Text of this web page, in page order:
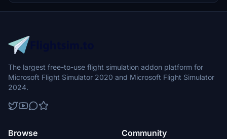
riding to skiing. Ensure an optimal experience by using Daves
Crooked Library for full scenery immersion.
The largest free-to-use flight simulation addon platform for
Microsoft Flight Simulator 2020 and Microsoft Flight Simulator
2024.
Browse Community